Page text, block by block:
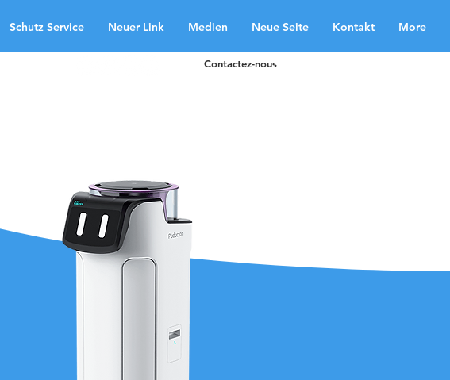
Schutz Service Neuer Link Medien Neue Seite Kontakt More
Contactez-nous